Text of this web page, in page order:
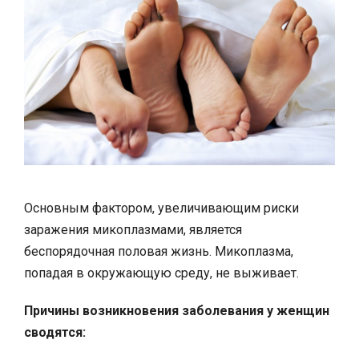
Основным фактором, увеличивающим риски
заражения микоплазмами, является
беспорядочная половая жизнь. Микоплазма,
попадая в окружающую среду, не выживает.
Причины возникновения заболевания у женщин
сводятся: